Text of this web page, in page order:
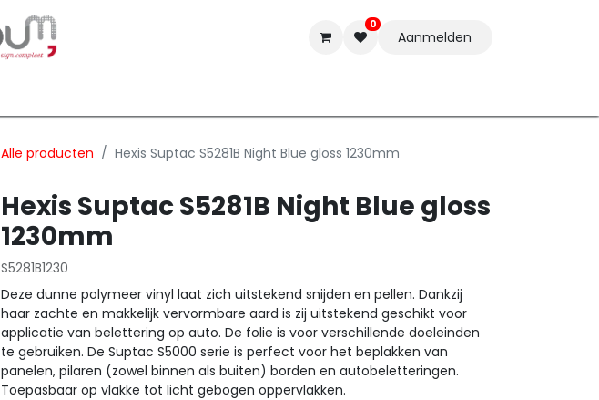
0
Aanmelden
Alle producten Hexis Suptac S5281B Night Blue gloss 1230mm
Hexis Suptac S5281B Night Blue gloss
1230mm
S5281B1230
Deze dunne polymeer vinyl laat zich uitstekend snijden en pellen. Dankzij
haar zachte en makkelijk vervormbare aard is zij uitstekend geschikt voor
applicatie van belettering op auto. De folie is voor verschillende doeleinden
te gebruiken. De Suptac S5000 serie is perfect voor het beplakken van
panelen, pilaren (zowel binnen als buiten) borden en autobeletteringen.
Toepasbaar op vlakke tot licht gebogen oppervlakken.